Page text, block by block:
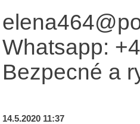
Whatsapp:
Bezpecné a
14.5.2020 11:37